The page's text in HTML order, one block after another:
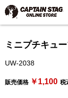
ミニプチキュ
UW-2038
販売価格 ￥1,100 税